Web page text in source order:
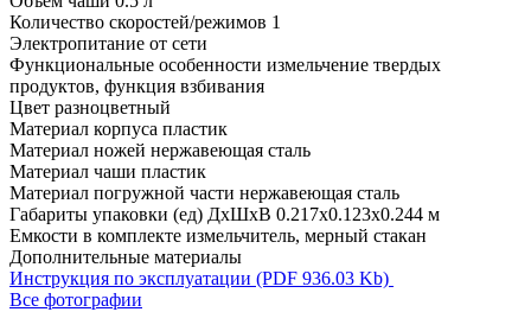
Количество скоростей/режимов 1
Электропитание от сети
Функциональные особенности измельчение твердых
продуктов, функция взбивания
Цвет разноцветный
Материал корпуса пластик
Материал ножей нержавеющая сталь
Материал чаши пластик
Материал погружной части нержавеющая сталь
Габариты упаковки (ед) ДхШхВ 0.217x0.123x0.244 м
Емкости в комплекте измельчитель, мерный стакан
Дополнительные материалы
Инструкция по эксплуатации (PDF 936.03 Kb)
Все фотографии